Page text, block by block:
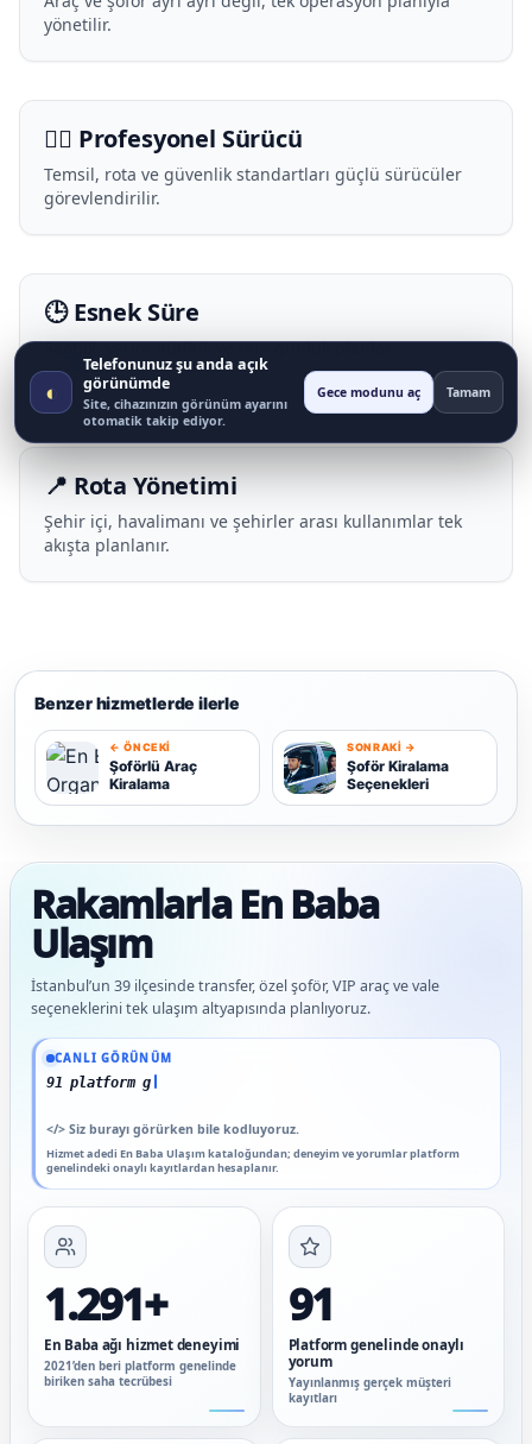
yönetilir.
🧑‍✈️ Profesyonel Sürücü
Temsil, rota ve güvenlik standartları güçlü sürücüler
görevlendirilir.
🕒 Esnek Süre
Saatlik, yarım günlük ve tam günlük planlar
oluşturulur.
📍 Rota Yönetimi
Şehir içi, havalimanı ve şehirler arası kullanımlar tek
akışta planlanır.
Benzer hizmetlerde ilerle
← ÖNCEKI
Şoförlü Araç
Kiralama
Ş
SONRAKI →
Şoför Kiralama
Seçenekleri
Rakamlarla En Baba
Ulaşım
İstanbul’un 39 ilçesinde transfer, özel şoför, VIP araç ve vale
seçeneklerini tek ulaşım altyapısında planlıyoruz.
CANLI GÖRÜNÜM
91 platform genelinde onaylı yor
</> Siz burayı görürken bile kodluyoruz.
Hizmet adedi En Baba Ulaşım kataloğundan; deneyim ve yorumlar platform
genelindeki onaylı kayıtlardan hesaplanır.
Güncel veriler: 1.291+ En Baba ağı hizmet deneyimi; 91 platform genelinde
1.291+
En Baba ağı hizmet deneyimi
2021’den beri platform genelinde
biriken saha tecrübesi
91
Platform genelinde onaylı
yorum
Yayınlanmış gerçek müşteri
kayıtları
◐
Telefonunuz şu anda açık
görünümde
Site, cihazınızın görünüm ayarını
otomatik takip ediyor.
Gece modunu aç Tamam